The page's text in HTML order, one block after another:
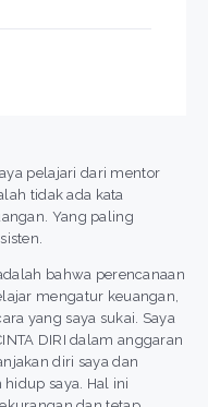
pelajari dari mentor
tidak ada kata
Yang paling
bahwa perencanaan
mengatur keuangan,
yang saya sukai. Saya
DIRI dalam anggaran
diri saya dan
saya. Hal ini